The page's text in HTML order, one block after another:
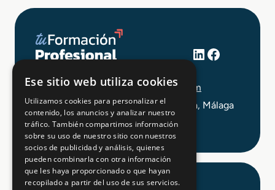
LinkedIn
Facebook
info@tuformacionprofesional.com
C/ Alameda Principal 21, 2ª Planta, Málaga
Ese sitio web utiliza cookies
Utilizamos cookies para personalizar el
contenido, los anuncios y analizar nuestro
tráfico. También compartimos información
sobre su uso de nuestro sitio con nuestros
socios de publicidad y análisis, quienes
pueden combinarla con otra información
que les haya proporcionado o que hayan
recopilado a partir del uso de sus servicios.